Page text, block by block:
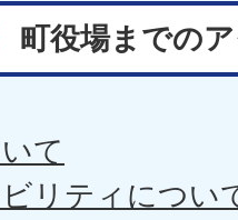
町役場までの
て
リティについ